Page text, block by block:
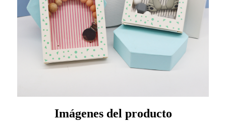
Imágenes del producto